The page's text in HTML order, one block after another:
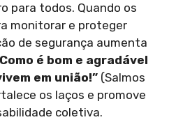
para todos. Quando os
monitorar e proteger
de segurança aumenta
é bom e agradável
em união!” (Salmos
os laços e promove
coletiva.